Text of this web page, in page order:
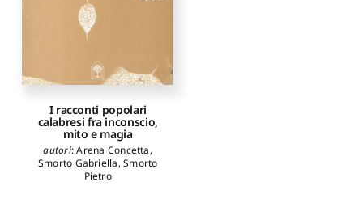
I racconti popolari
calabresi fra inconscio,
mito e magia
autori:Arena Concetta,
Smorto Gabriella,Smorto
Pietro